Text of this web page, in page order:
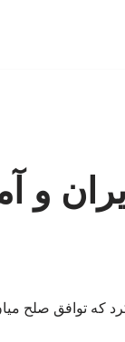
و
که توافق صلح